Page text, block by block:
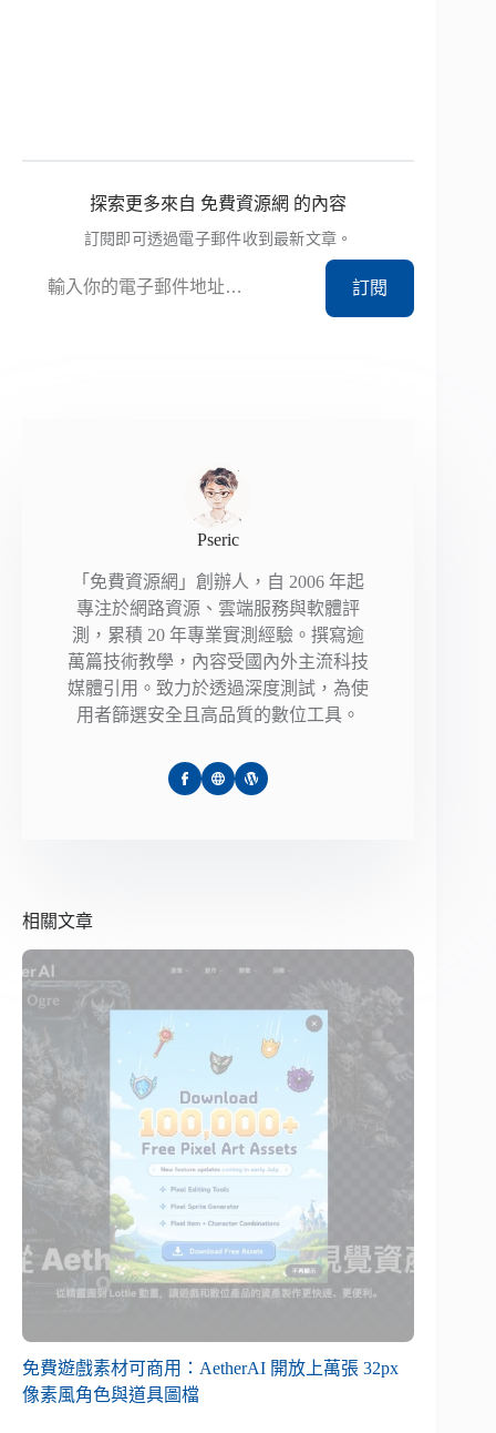
探索更多來自 免費資源網 的內容
訂閱即可透過電子郵件收到最新文章。
訂閱
Pseric
「免費資源網」創辦人，自 2006 年起
專注於網路資源、雲端服務與軟體評
測，累積 20 年專業實測經驗。撰寫逾
萬篇技術教學，內容受國內外主流科技
媒體引用。致力於透過深度測試，為使
用者篩選安全且高品質的數位工具。
相關文章
免費遊戲素材可商用：AetherAI 開放上萬張 32px
像素風角色與道具圖檔